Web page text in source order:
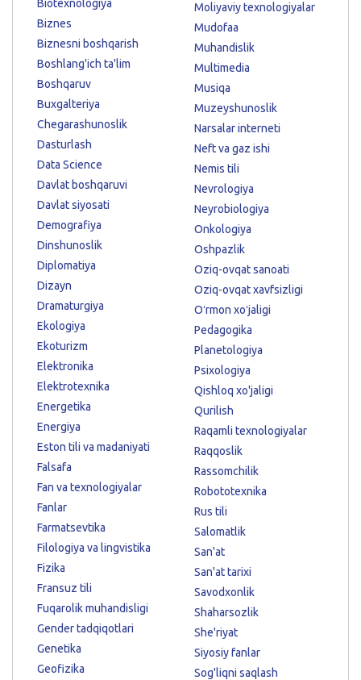
Biotexnologiya
Biznes
Biznesni boshqarish
Boshlang'ich ta'lim
Boshqaruv
Buxgalteriya
Chegarashunoslik
Dasturlash
Data Science
Davlat boshqaruvi
Davlat siyosati
Demografiya
Dinshunoslik
Diplomatiya
Dizayn
Dramaturgiya
Ekologiya
Ekoturizm
Elektronika
Elektrotexnika
Energetika
Energiya
Eston tili va madaniyati
Falsafa
Fan va texnologiyalar
Fanlar
Farmatsevtika
Filologiya va lingvistika
Fizika
Fransuz tili
Fuqarolik muhandisligi
Gender tadqiqotlari
Genetika
Geofizika
Moliyaviy texnologiyalar
Mudofaa
Muhandislik
Multimedia
Musiqa
Muzeyshunoslik
Narsalar interneti
Neft va gaz ishi
Nemis tili
Nevrologiya
Neyrobiologiya
Onkologiya
Oshpazlik
Oziq-ovqat sanoati
Oziq-ovqat xavfsizligi
Oʻrmon xoʻjaligi
Pedagogika
Planetologiya
Psixologiya
Qishloq xo'jaligi
Qurilish
Raqamli texnologiyalar
Raqqoslik
Rassomchilik
Robototexnika
Rus tili
Salomatlik
San'at
San'at tarixi
Savodxonlik
Shaharsozlik
She'riyat
Siyosiy fanlar
Sog'liqni saqlash